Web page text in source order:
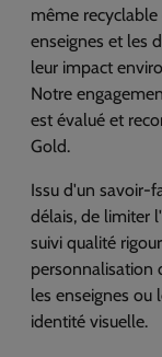
même
enseignes et les
leur impact
Notre
est évalué et
Gold.
Issu d'un savoir-
délais, de limiter
suivi qualité
personnalisation
les enseignes ou
identité visuelle.